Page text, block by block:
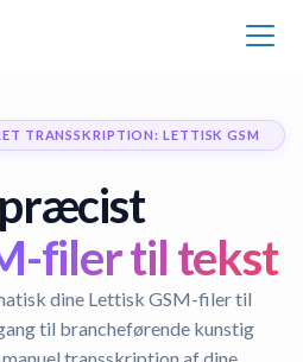
TRANSSKRIPTION: LETTISK GSM
filer til tekst
dine Lettisk GSM-filer til
til brancheførende kunstig